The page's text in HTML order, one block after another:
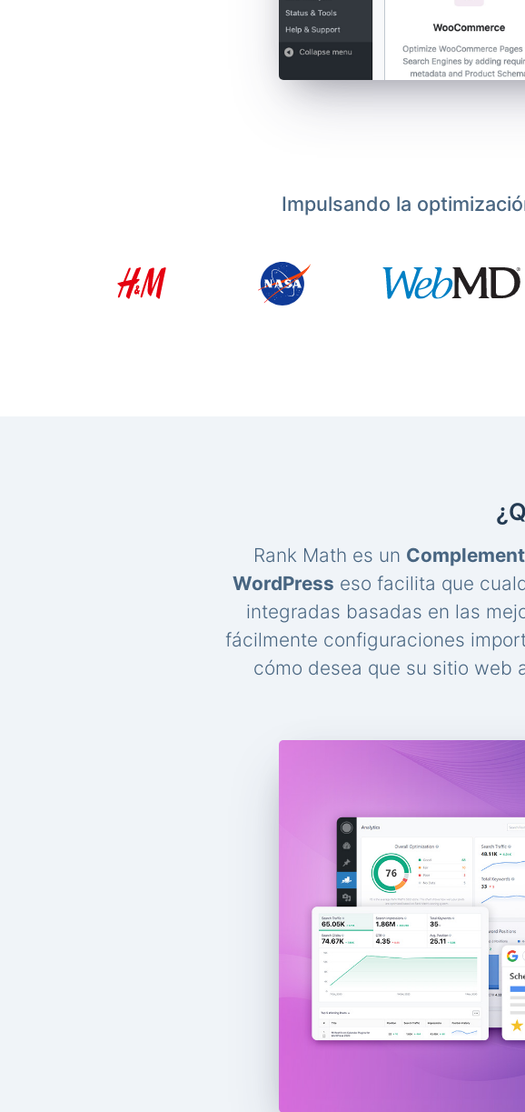
Impulsando la
Rank Math es un
WordPress eso facilita que
integradas basadas en las
fácilmente configuraciones
cómo desea que su sitio web